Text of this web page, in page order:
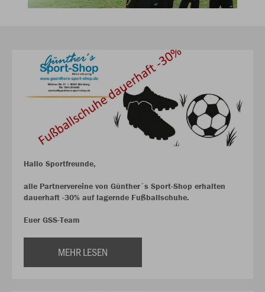
Hallo Sportfreunde,
alle Partnervereine von Günther´s Sport-Shop erhalten
dauerhaft -30% auf lagernde Fußballschuhe.
Euer GSS-Team
MEHR LESEN